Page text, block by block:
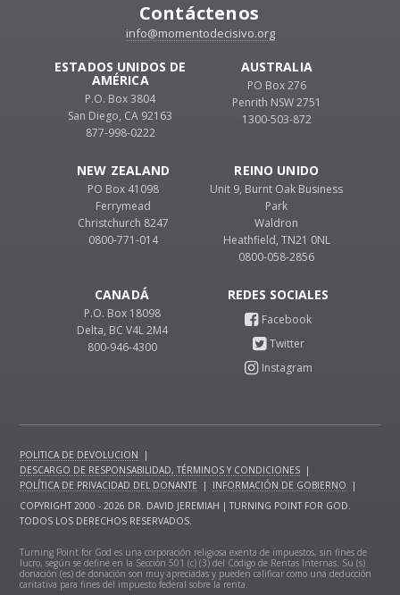
Contáctenos
info@momentodecisivo.org
ESTADOS UNIDOS DE
AMÉRICA
P.O. Box 3804
San Diego, CA 92163
877-998-0222
CANADÁ
P.O. Box 18098
Delta, BC V4L 2M4
800-946-4300
REINO UNIDO
Unit 9, Burnt Oak Business
Park
Waldron
Heathfield, TN21 0NL
0800-058-2856
AUSTRALIA
PO Box 276
Penrith NSW 2751
1300-503-872
NEW ZEALAND
PO Box 41098
Ferrymead
Christchurch 8247
0800-771-014
POLITICA DE DEVOLUCION
|
DESCARGO DE RESPONSABILIDAD, TÉRMINOS Y CONDICIONES |
POLÍTICA DE PRIVACIDAD DEL DONANTE
| INFORMACIÓN DE GOBIERNO
|
COPYRIGHT 2000 - 2026 DR. DAVID JEREMIAH | TURNING POINT FOR GOD.
TODOS LOS DERECHOS RESERVADOS.
Turning Point for God es una corporación religiosa exenta de impuestos, sin fines de
lucro, según se define en la Sección 501 (c) (3) del Código de Rentas Internas. Su (s)
donación (es) de donación son muy apreciadas y pueden calificar como una deducción
caritativa para fines del impuesto federal sobre la renta.